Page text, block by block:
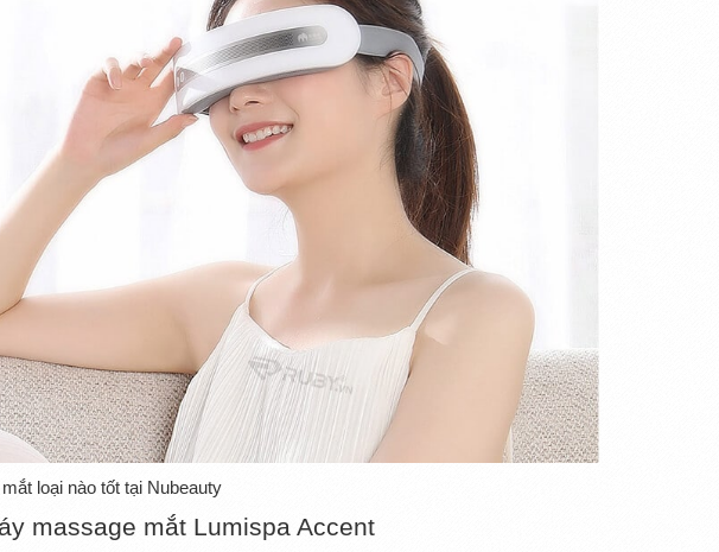
loại nào tốt tại Nubeauty
massage mắt Lumispa Accent